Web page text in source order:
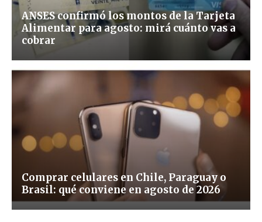
ANSES confirmó los montos de la Tarjeta
Alimentar para agosto: mirá cuánto vas a
cobrar
Comprar celulares en Chile, Paraguay o
Brasil: qué conviene en agosto de 2026